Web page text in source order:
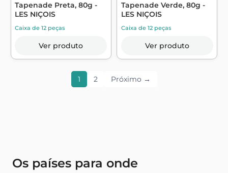
Tapenade Preta, 80g -
LES NIÇOIS
Caixa de 12 peças
Ver produto
Tapenade Verde, 80g -
LES NIÇOIS
Caixa de 12 peças
Ver produto
1 2 Próximo →
Os países para onde